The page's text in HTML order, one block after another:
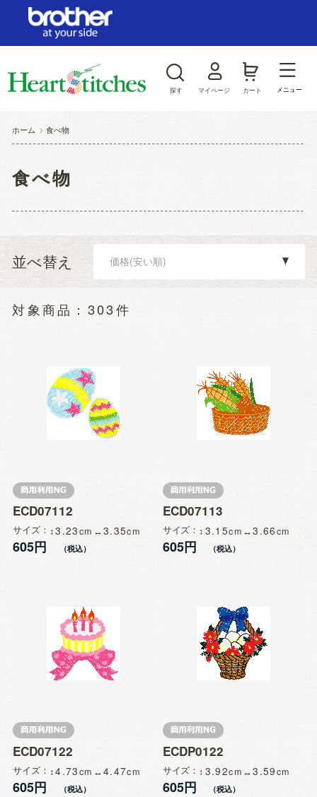
探す マイページ カート メニュー
ホーム >食べ物
食べ物
並べ替え
303件
ECD07112
サイズ 3.23 3.35
605円
ECD07113
サイズ 3.15 3.66
605円
ECD07122
サイズ 4.73 4.47
605円
ECDP0122
サイズ 3.92 3.59
605円
ログイン/新規会員登録